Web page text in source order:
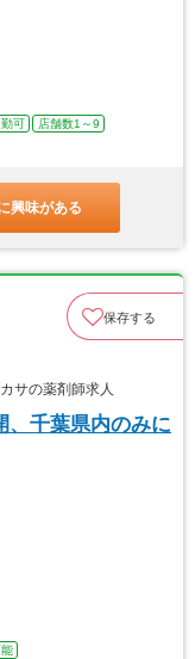
可
店舗数1～9
興味がある
保存する
サの薬剤師求人
、千葉県内のみに